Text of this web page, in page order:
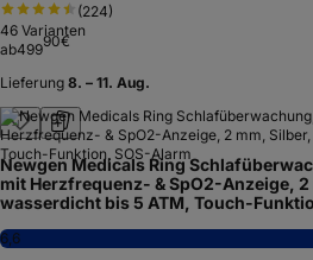
(224)
46 Varianten
ab49990€
Lieferung 8. – 11. Aug.
Newgen Medicals Ring
mit Herzfrequenz- & SpO2-Anzeige,
wasserdicht bis 5 ATM, Touch-
6,6